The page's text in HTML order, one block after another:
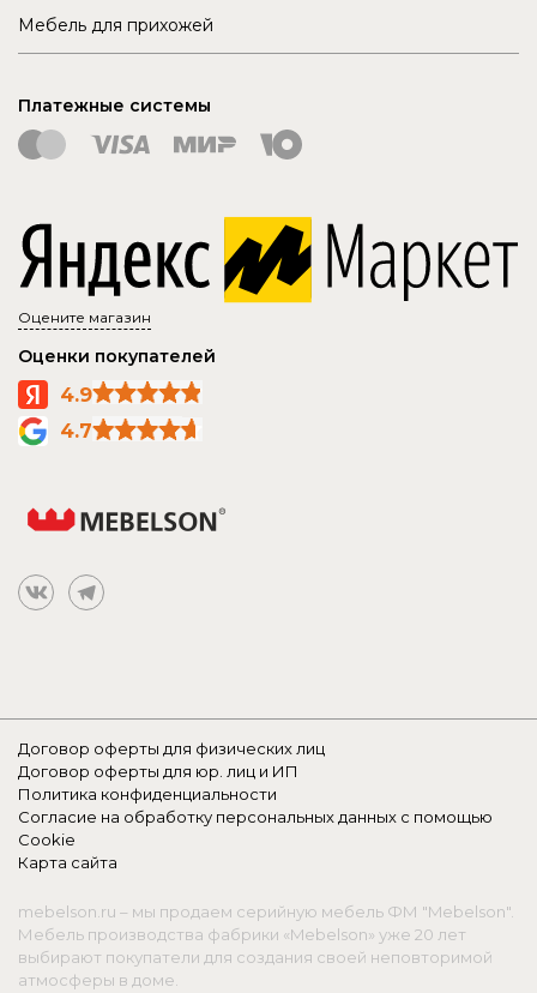
Мебель для прихожей
Платежные системы
Оцените магазин
Оценки покупателей
4.9
4.7
Договор оферты для физических лиц
Договор оферты для юр. лиц и ИП
Политика конфиденциальности
Согласие на обработку персональных данных с помощью
Cookie
Карта сайта
mebelson.ru – мы продаем серийную мебель ФМ "Mebelson".
Мебель производства фабрики «Mebelson» уже 20 лет
выбирают покупатели для создания своей неповторимой
атмосферы в доме.